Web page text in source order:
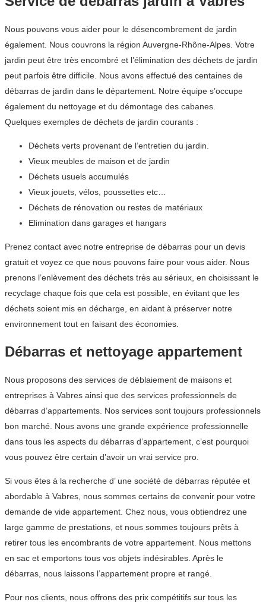
Nous pouvons vous aider pour le désencombrement de jardin
également. Nous couvrons la région Auvergne-Rhône-Alpes. Votre
jardin peut être très encombré et l’élimination des déchets de jardin
peut parfois être difficile. Nous avons effectué des centaines de
débarras de jardin dans le département. Notre équipe s’occupe
également du nettoyage et du démontage des cabanes.
Quelques exemples de déchets de jardin courants :
Déchets verts provenant de l’entretien du jardin.
Vieux meubles de maison et de jardin
Déchets usuels accumulés
Vieux jouets, vélos, poussettes etc…
Déchets de rénovation ou restes de matériaux
Elimination dans garages et hangars
Prenez contact avec notre entreprise de débarras pour un devis
gratuit et voyez ce que nous pouvons faire pour vous aider. Nous
prenons l’enlèvement des déchets très au sérieux, en choisissant le
recyclage chaque fois que cela est possible, en évitant que les
déchets soient mis en décharge, en aidant à préserver notre
environnement tout en faisant des économies.
Débarras et nettoyage appartement
Nous proposons des services de déblaiement de maisons et
entreprises à Vabres ainsi que des services professionnels de
débarras d’appartements. Nos services sont toujours professionnels
bon marché. Nous avons une grande expérience professionnelle
dans tous les aspects du débarras d’appartement, c’est pourquoi
vous pouvez être certain d’avoir un vrai service pro.
Si vous êtes à la recherche d’ une société de débarras réputée et
abordable à Vabres, nous sommes certains de convenir pour votre
demande de vide appartement. Chez nous, vous obtiendrez une
large gamme de prestations, et nous sommes toujours prêts à
retirer tous les encombrants de votre appartement. Nous mettons
en sac et emportons tous vos objets indésirables. Après le
débarras, nous laissons l’appartement propre et rangé.
Pour nos clients, nous offrons des prix compétitifs sur tous les